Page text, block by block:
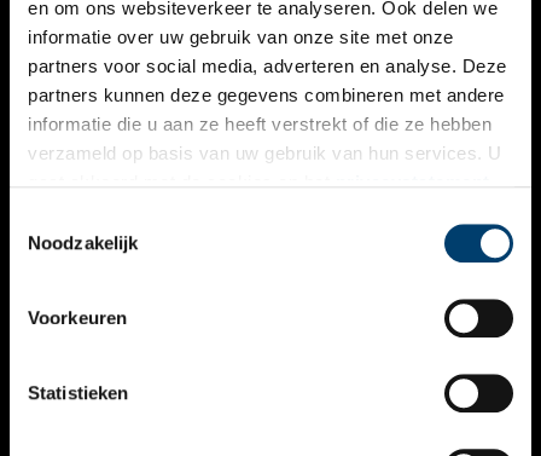
en om ons websiteverkeer te analyseren. Ook delen we
informatie over uw gebruik van onze site met onze
partners voor social media, adverteren en analyse. Deze
partners kunnen deze gegevens combineren met andere
informatie die u aan ze heeft verstrekt of die ze hebben
verzameld op basis van uw gebruik van hun services. U
Noodzakelijk
Voorkeuren
Statistieken
VERHALEN
NIEUWS
KALENDER
ACTIVITEITEN